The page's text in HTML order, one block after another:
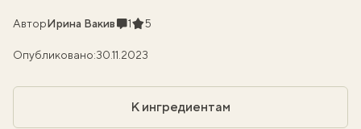
АвторИрина ВакивКомментарии
1Рейтинг
5
Опубликовано:30.11.2023
К ингредиентам